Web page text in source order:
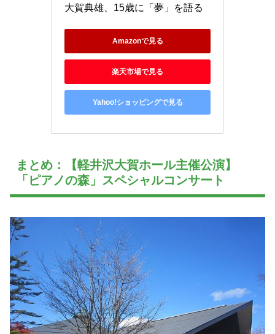
大賀典雄、15歳に「夢」を語る
Amazonで見る
楽天市場で見る
Yahoo!ショッピングで見る
まとめ：【軽井沢大賀ホール主催公演】
「ピアノの森」スペシャルコンサート